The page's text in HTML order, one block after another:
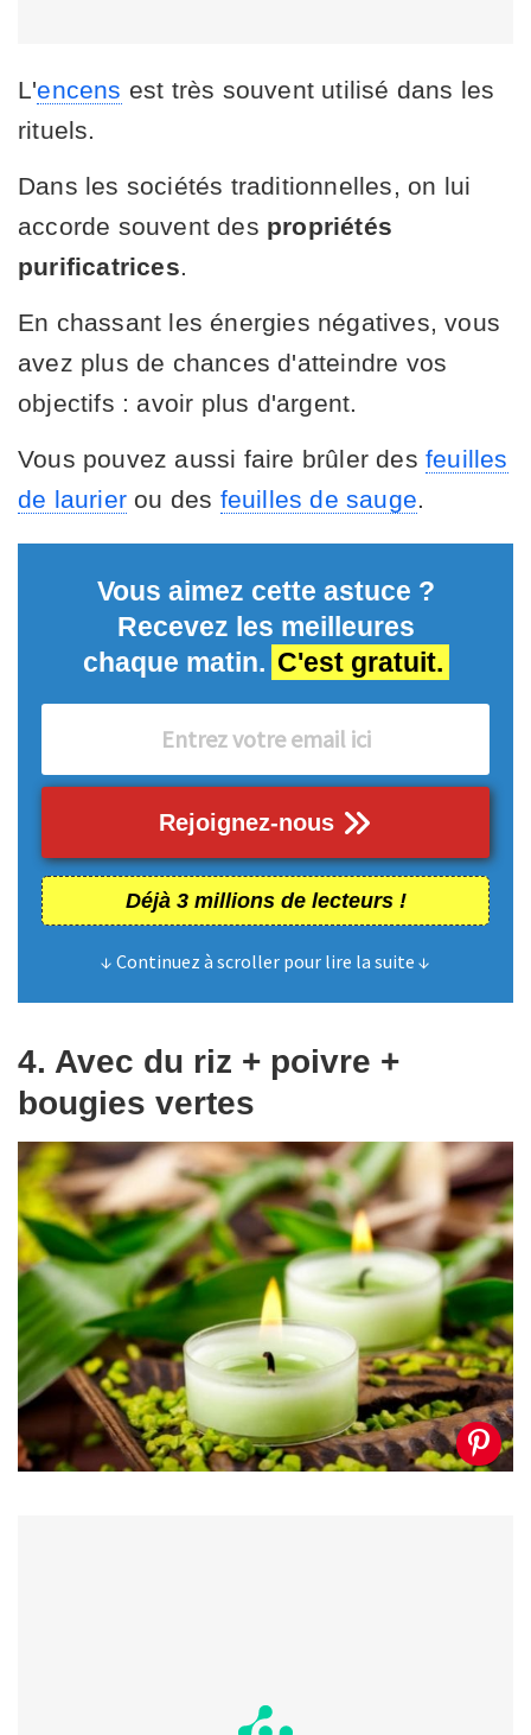
L'encens est très souvent utilisé dans les
rituels.
Dans les sociétés traditionnelles, on lui
accorde souvent des propriétés
purificatrices
En chassant les énergies négatives, vous
avez plus de chances d'atteindre vos
objectifs : avoir plus d'argent.
Vous pouvez aussi faire brûler desfeuilles
de laurier ou des feuilles de sauge
Vous aimez cette astuce ?
Recevez les meilleures
chaque matin. C'est gratuit.
Rejoignez-nous
Déjà 3 millions de lecteurs !
↓ Continuez à scroller pour lire la suite ↓
4. Avec du riz + poivre +
bougies vertes